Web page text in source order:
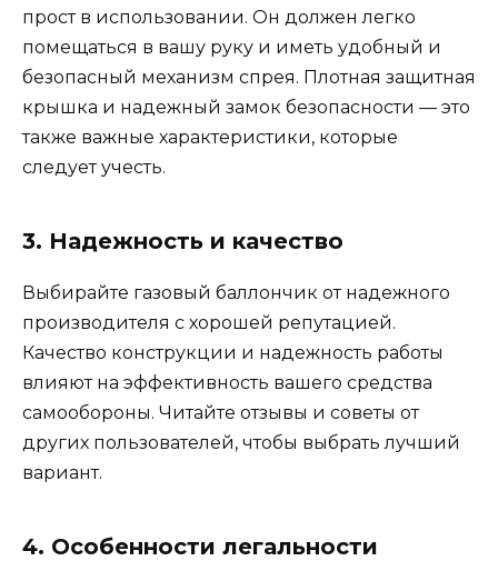
прост в использовании. Он должен легко
помещаться в вашу руку и иметь удобный и
безопасный механизм спрея. Плотная защитная
крышка и надежный замок безопасности — это
также важные характеристики, которые
следует учесть.
3. Надежность и качество
Выбирайте газовый баллончик от надежного
производителя с хорошей репутацией.
Качество конструкции и надежность работы
влияют на эффективность вашего средства
самообороны. Читайте отзывы и советы от
других пользователей, чтобы выбрать лучший
вариант.
4. Особенности легальности